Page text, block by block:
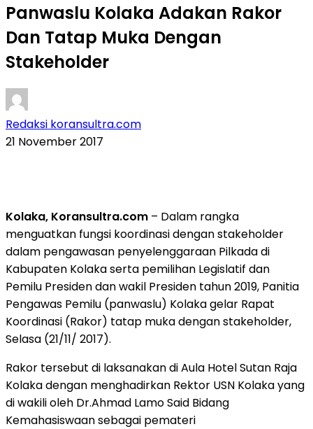
Panwaslu Kolaka Adakan Rakor
Dan Tatap Muka Dengan
Stakeholder
Redaksi koransultra.com
21 November 2017
Kolaka, Koransultra.com – Dalam rangka
menguatkan fungsi koordinasi dengan stakeholder
dalam pengawasan penyelenggaraan Pilkada di
Kabupaten Kolaka serta pemilihan Legislatif dan
Pemilu Presiden dan wakil Presiden tahun 2019, Panitia
Pengawas Pemilu (panwaslu) Kolaka gelar Rapat
Koordinasi (Rakor) tatap muka dengan stakeholder,
Selasa (21/11/ 2017).
Rakor tersebut di laksanakan di Aula Hotel Sutan Raja
Kolaka dengan menghadirkan Rektor USN Kolaka yang
di wakili oleh Dr.Ahmad Lamo Said Bidang
Kemahasiswaan sebagai pemateri